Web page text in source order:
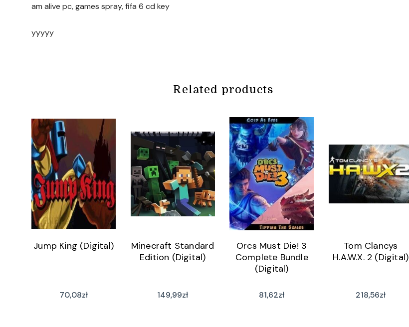
am alive pc, games spray, fifa 6 cd key
yyyyy
Related products
Jump King (Digital)
70,08zł
Minecraft Standard
Edition (Digital)
149,99zł
Orcs Must Die! 3
Complete Bundle
(Digital)
81,62zł
Tom Clancys
H.A.W.X. 2 (Digital)
218,56zł